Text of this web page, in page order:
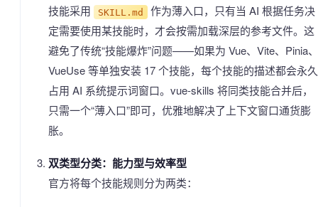
技能采用 SKILL.md
作为薄入口，只有当 AI 根据任务决
定需要使用某技能时，才会按需加载深层的参考文件。这
避免了传统“技能爆炸”问题——如果为 Vue、Vite、Pinia、
VueUse 等单独安装 17 个技能，每个技能的描述都会永久
占用 AI 系统提示词窗口。vue-skills 将同类技能合并后，
只需一个“薄入口”即可，优雅地解决了上下文窗口通货膨
胀。
双类型分类：能力型与效率型
官方将每个技能规则分为两类：